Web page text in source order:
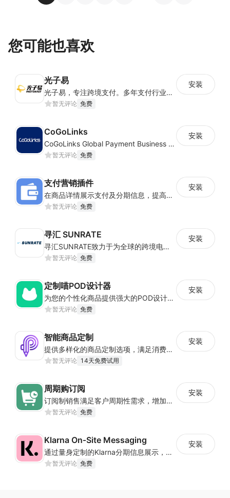
您可能也喜欢
光子易
光子易，专注跨境支付。多年支付行业经验，拥有全球一体化合规及风险管理体系，为中国跨境电商卖家提供安全合规、高效便捷、低成本全球收款及金融服务。
暂无评论 免费
安装
CoGoLinks
CoGoLinks Global Payment Business Solutions
暂无评论 免费
安装
支付营销插件
在商品详情展示支付及分期信息，提高商品转化率
暂无评论 免费
安装
寻汇 SUNRATE
寻汇SUNRATE致力于为全球的跨境电商、一般贸易、在线航旅、留学教育等企业客户提供一站式跨境支付产品与服务.
暂无评论 免费
安装
定制喵POD设计器
为您的个性化商品提供强大的POD设计器和在线定制功能
暂无评论 免费
安装
智能商品定制
提供多样化的商品定制选项，满足消费者个性化需求，提升专属感并促进销售
暂无评论 14天免费试用
安装
周期购订阅
订阅制销售满足客户周期性需求，增加客户价值，创造可预测收入
暂无评论 免费
安装
Klarna On‑Site Messaging
通过量身定制的Klarna分期信息展示，提高销售转化
暂无评论 免费
安装